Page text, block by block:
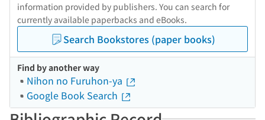
information provided by publishers. You can search for
currently available paperbacks and eBooks.
Search Bookstores (paper books)
Find by another way
Nihon no Furuhon-ya
Google Book Search